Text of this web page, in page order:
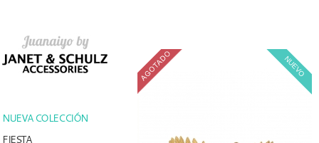
NUEVA COLECCIÓN
FIESTA
NUEVO